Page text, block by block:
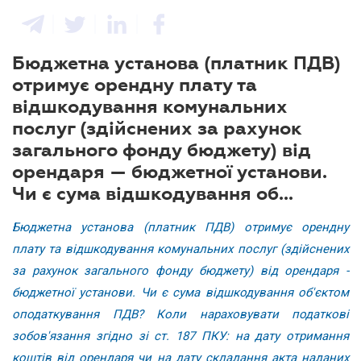
Бюджетна установа (платник ПДВ)
отримує орендну плату та
відшкодування комунальних
послуг (здійснених за рахунок
загального фонду бюджету) від
орендаря — бюджетної установи.
Чи є сума відшкодування об...
Бюджетна установа (платник ПДВ) отримує орендну
плату та відшкодування комунальних послуг (здійснених
за рахунок загального фонду бюджету) від орендаря -
бюджетної установи. Чи є сума відшкодування об'єктом
оподаткування ПДВ? Коли нараховувати податкові
зобов'язання згідно зі ст. 187 ПКУ: на дату отримання
коштів від орендаря чи на дату складання акта наданих